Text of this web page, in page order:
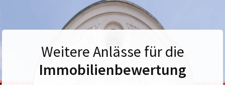
Weitere Anlässe für die
Immobilienbewertung